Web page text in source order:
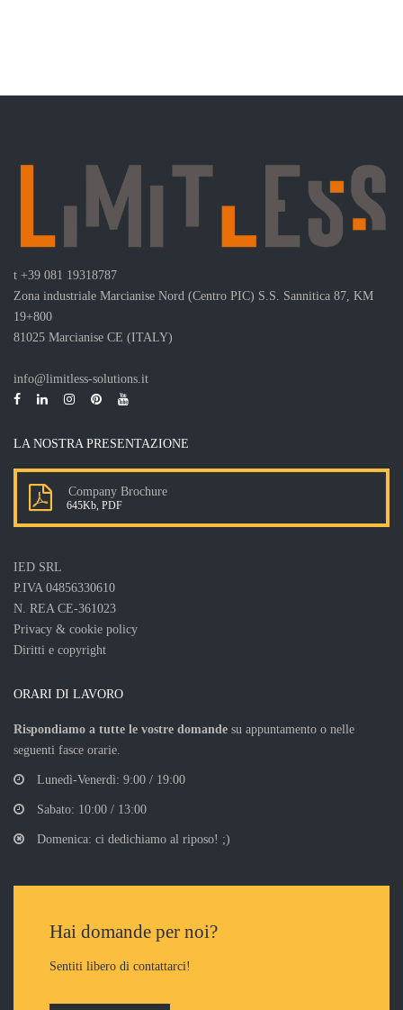
t +39 081 19318787
Zona industriale Marcianise Nord (Centro PIC) S.S. Sannitica 87, KM
19+800
81025 Marcianise CE (ITALY)
info@limitless-solutions.it
LA NOSTRA PRESENTAZIONE
Company Brochure
645Kb, PDF
IED SRL
P.IVA 04856330610
N. REA CE-361023
Privacy & cookie policy
Diritti e copyright
ORARI DI LAVORO
Rispondiamo a tutte le vostre domande su appuntamento o nelle
seguenti fasce orarie.
Lunedì-Venerdì: 9:00 / 19:00
Sabato: 10:00 / 13:00
Domenica: ci dedichiamo al riposo! ;)
Hai domande per noi?
Sentiti libero di contattarci!